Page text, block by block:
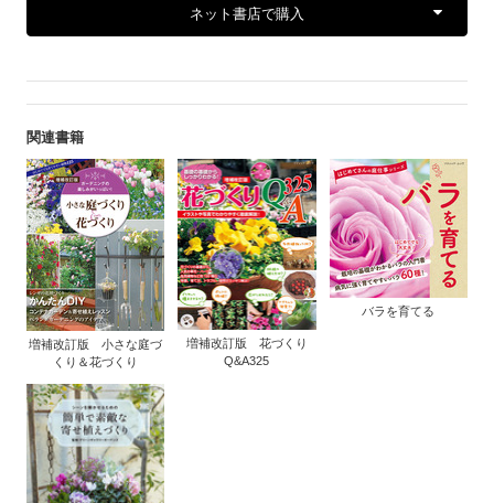
ネット書店で購入
関連書籍
増補改訂版 小さな庭づ
くり＆花づくり
増補改訂版 花づくり
Q&A325
バラを育てる